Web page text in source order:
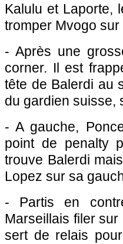
Kalulu et Laporte,
tromper Mvogo
- Après une
corner. Il est
tête de Balerdi au
du gardien suisse,
- A gauche,
point de penalty
trouve Balerdi
Lopez sur sa
- Partis en
Marseillais filer
sert de relais